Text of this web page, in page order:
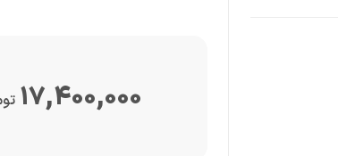
17,400,000